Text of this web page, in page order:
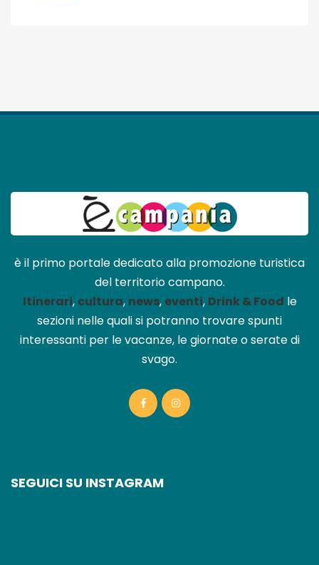
è il primo portale dedicato alla promozione turistica
del territorio campano.
Itinerari, cultura, news, eventi, Drink & Food le
sezioni nelle quali si potranno trovare spunti
interessanti per le vacanze, le giornate o serate di
svago.
SEGUICI SU INSTAGRAM